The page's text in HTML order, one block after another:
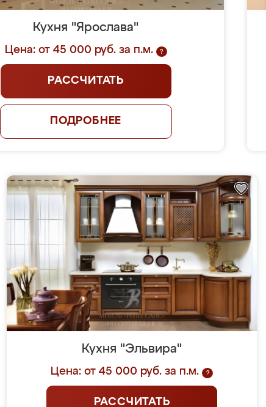
Кухня "Ярослава"
Цена: от 45 000 руб. за п.м. ?
РАССЧИТАТЬ
ПОДРОБНЕЕ
Кухня "Эльвира"
Цена: от 45 000 руб. за п.м. ?
РАССЧИТАТЬ